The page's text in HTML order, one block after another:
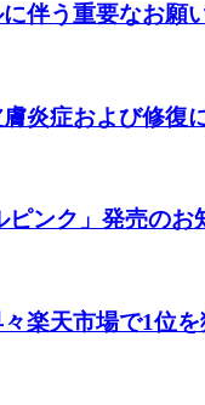
伴う重要なお願
炎症および修復
ピンク」発売のお
楽天市場で1位